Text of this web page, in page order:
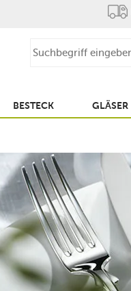
BESTECK GLÄSER